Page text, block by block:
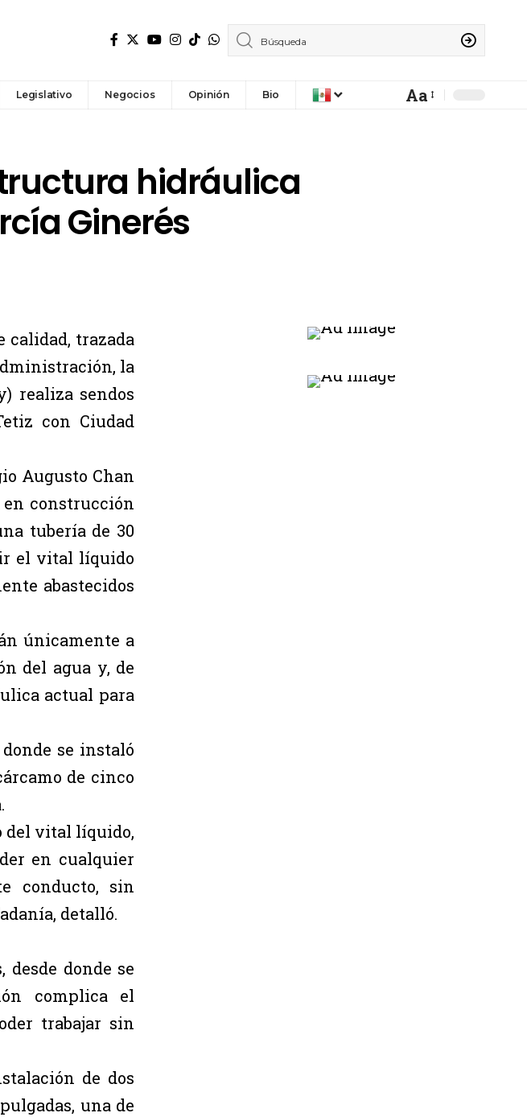
Legislativo Negocios Opinión Bio Aa
hidráulica
Ginerés
calidad, trazada
la
realiza sendos
con Ciudad
Augusto Chan
en construcción
tubería de 30
el vital líquido
abastecidos
únicamente a
del agua y, de
actual para
se instaló
de cinco
del vital líquido,
en cualquier
conducto, sin
detalló.
desde donde se
complica el
trabajar sin
de dos
una de